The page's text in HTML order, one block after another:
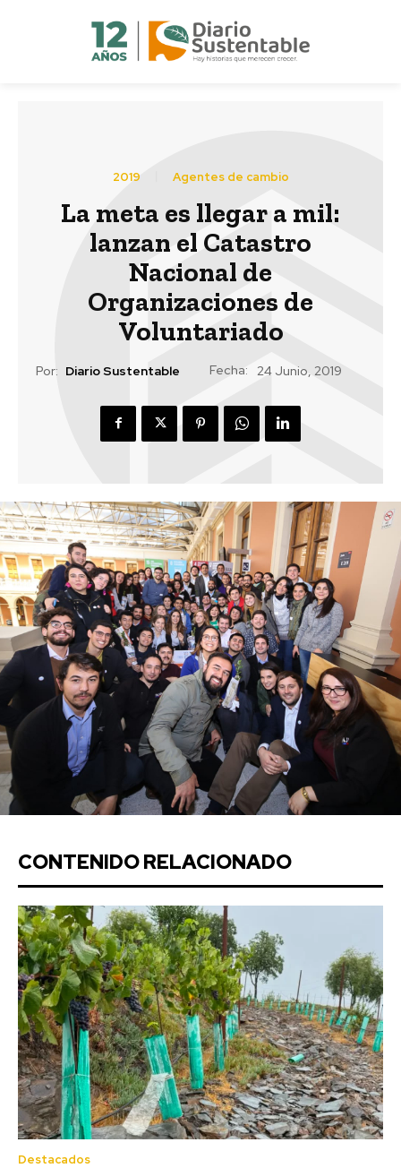
2019 Agentes de cambio
La meta es llegar a mil:
lanzan el Catastro
Nacional de
Organizaciones de
Voluntariado
Por: Diario Sustentable Fecha: 24 Junio, 2019
CONTENIDO RELACIONADO
Destacados